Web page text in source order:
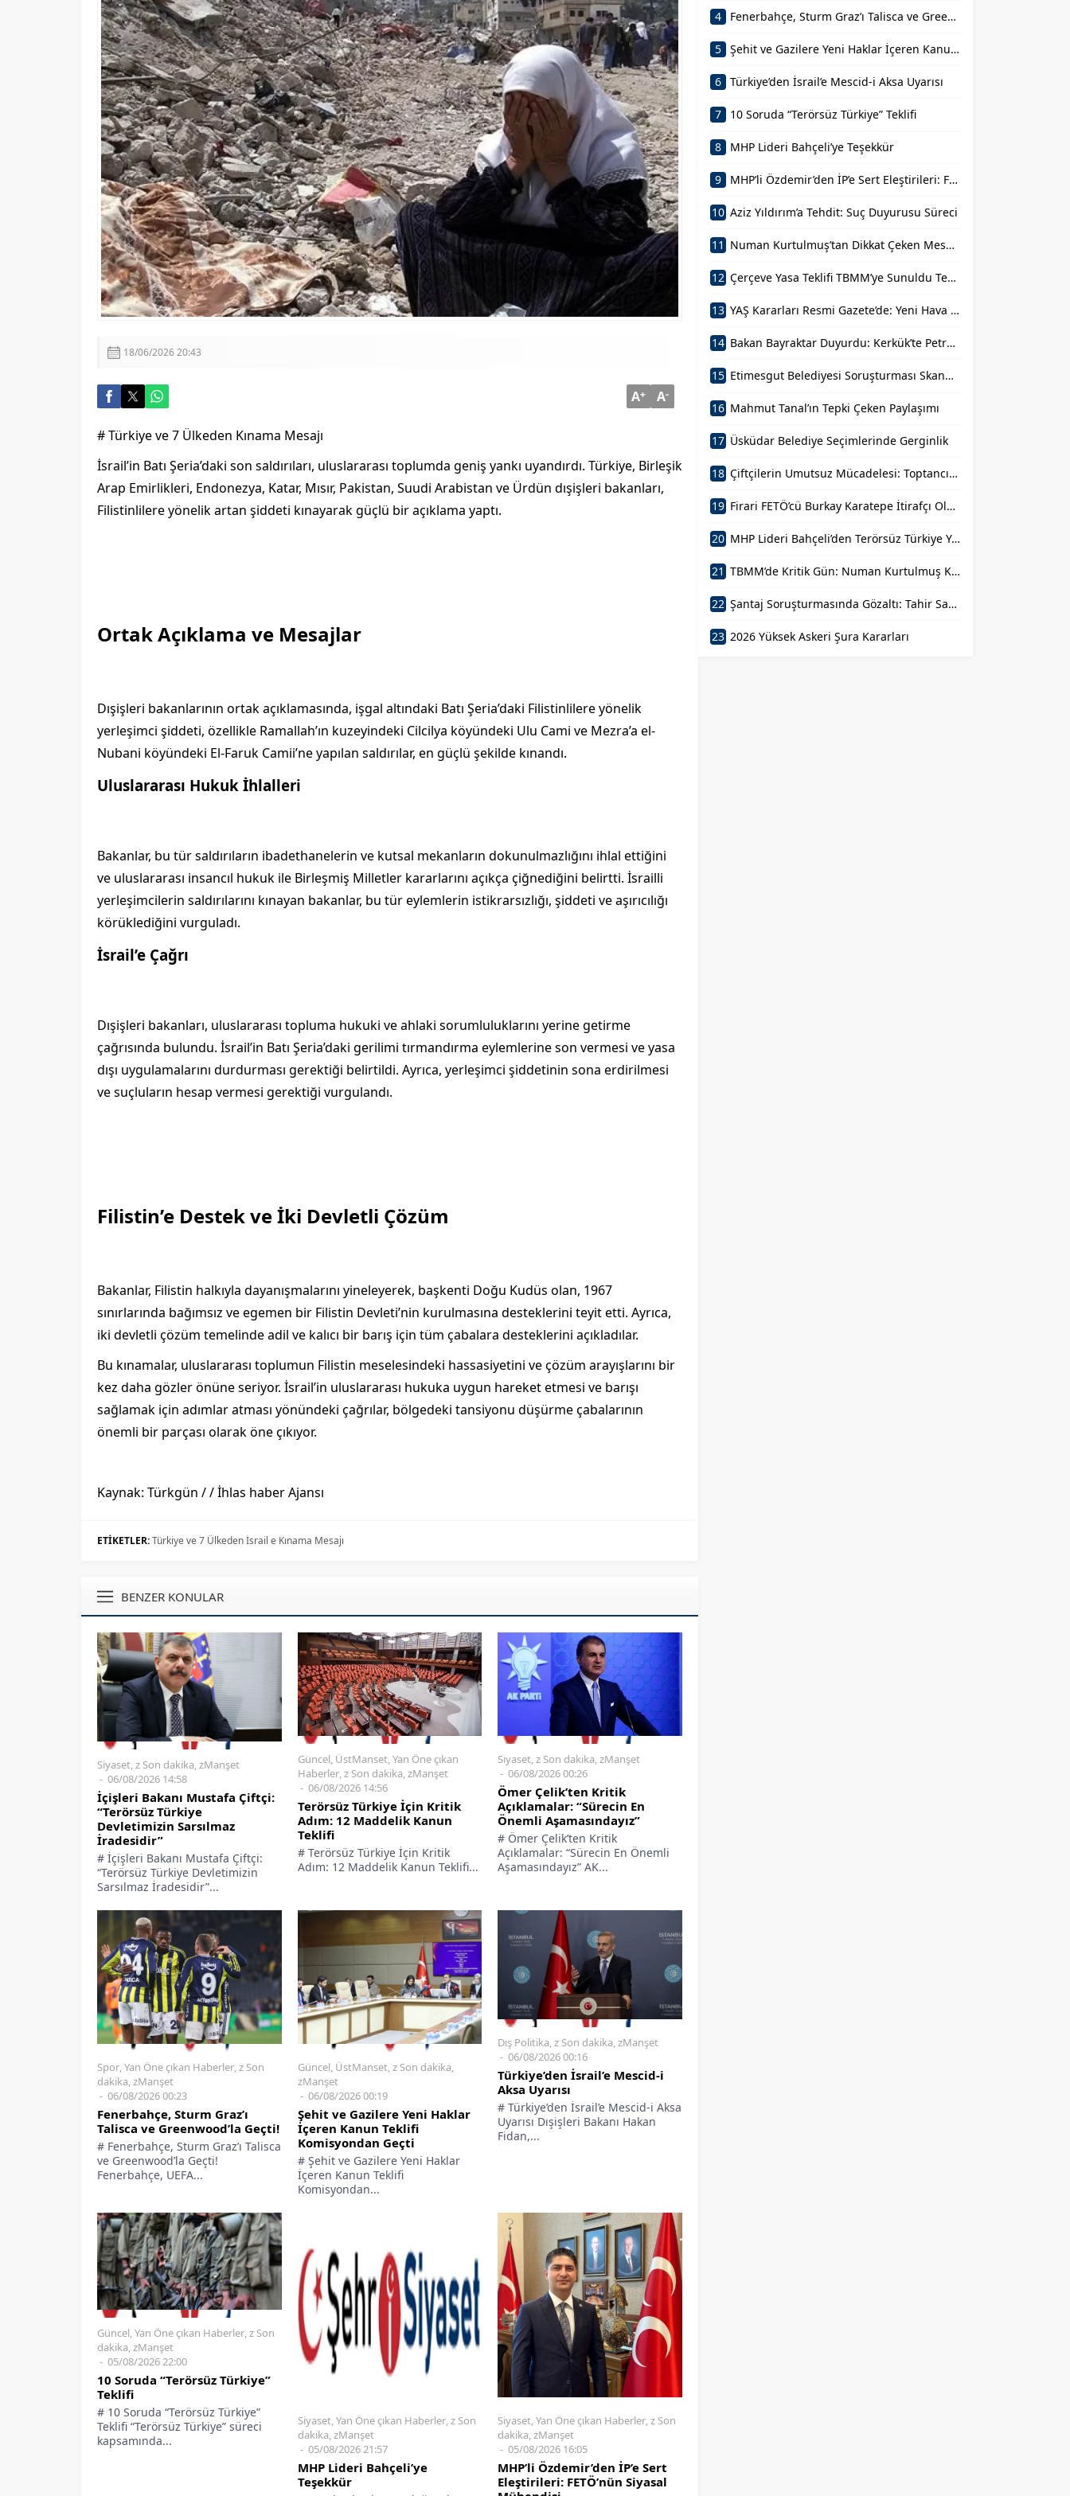
İçişleri Bakanı Mustafa Çiftçi: “Terörsüz Türkiye Devletimizin Sarsılmaz İradesidir”
18/06/2026 20:43
A+ A-
# Türkiye ve 7 Ülkeden Kınama Mesajı
İsrail’in Batı Şeria’daki son saldırıları, uluslararası toplumda geniş yankı uyandırdı. Türkiye, Birleşik
Arap Emirlikleri, Endonezya, Katar, Mısır, Pakistan, Suudi Arabistan ve Ürdün dışişleri bakanları,
Filistinlilere yönelik artan şiddeti kınayarak güçlü bir açıklama yaptı.
Ortak Açıklama ve Mesajlar
Dışişleri bakanlarının ortak açıklamasında, işgal altındaki Batı Şeria’daki Filistinlilere yönelik
yerleşimci şiddeti, özellikle Ramallah’ın kuzeyindeki Cilcilya köyündeki Ulu Cami ve Mezra’a el-
Nubani köyündeki El-Faruk Camii’ne yapılan saldırılar, en güçlü şekilde kınandı.
Uluslararası Hukuk İhlalleri
Bakanlar, bu tür saldırıların ibadethanelerin ve kutsal mekanların dokunulmazlığını ihlal ettiğini
ve uluslararası insancıl hukuk ile Birleşmiş Milletler kararlarını açıkça çiğnediğini belirtti. İsrailli
yerleşimcilerin saldırılarını kınayan bakanlar, bu tür eylemlerin istikrarsızlığı, şiddeti ve aşırıcılığı
körüklediğini vurguladı.
İsrail’e Çağrı
Dışişleri bakanları, uluslararası topluma hukuki ve ahlaki sorumluluklarını yerine getirme
çağrısında bulundu. İsrail’in Batı Şeria’daki gerilimi tırmandırma eylemlerine son vermesi ve yasa
dışı uygulamalarını durdurması gerektiği belirtildi. Ayrıca, yerleşimci şiddetinin sona erdirilmesi
ve suçluların hesap vermesi gerektiği vurgulandı.
Filistin’e Destek ve İki Devletli Çözüm
Bakanlar, Filistin halkıyla dayanışmalarını yineleyerek, başkenti Doğu Kudüs olan, 1967
sınırlarında bağımsız ve egemen bir Filistin Devleti’nin kurulmasına desteklerini teyit etti. Ayrıca,
iki devletli çözüm temelinde adil ve kalıcı bir barış için tüm çabalara desteklerini açıkladılar.
Bu kınamalar, uluslararası toplumun Filistin meselesindeki hassasiyetini ve çözüm arayışlarını bir
kez daha gözler önüne seriyor. İsrail’in uluslararası hukuka uygun hareket etmesi ve barışı
sağlamak için adımlar atması yönündeki çağrılar, bölgedeki tansiyonu düşürme çabalarının
önemli bir parçası olarak öne çıkıyor.
Kaynak: Türkgün / / İhlas haber Ajansı
ETİKETLER:Türkiye ve 7 Ülkeden İsrail e Kınama Mesajı
BENZER KONULAR
Siyaset,z Son dakika,zManşet
06/08/2026 14:58
İçişleri Bakanı Mustafa Çiftçi:
“Terörsüz Türkiye
Devletimizin Sarsılmaz
İradesidir”
# İçişleri Bakanı Mustafa Çiftçi:
“Terörsüz Türkiye Devletimizin
Sarsılmaz İradesidir”...
Güncel, ÜstManset,Yan Öne çıkan
Haberler,z Son dakika,zManşet
06/08/2026 14:56
Terörsüz Türkiye İçin Kritik
Adım: 12 Maddelik Kanun
Teklifi
# Terörsüz Türkiye İçin Kritik
Adım: 12 Maddelik Kanun Teklifi...
Siyaset,z Son dakika,zManşet
06/08/2026 00:26
Ömer Çelik’ten Kritik
Açıklamalar: “Sürecin En
Önemli Aşamasındayız”
# Ömer Çelik’ten Kritik
Açıklamalar: “Sürecin En Önemli
Aşamasındayız” AK...
Spor,Yan Öne çıkan Haberler,z Son
dakika,zManşet
06/08/2026 00:23
Fenerbahçe, Sturm Graz’ı
Talisca ve Greenwood’la Geçti!
# Fenerbahçe, Sturm Graz’ı Talisca
ve Greenwood’la Geçti!
Fenerbahçe, UEFA...
Güncel, ÜstManset,z Son dakika,
zManşet
06/08/2026 00:19
Şehit ve Gazilere Yeni Haklar
İçeren Kanun Teklifi
Komisyondan Geçti
# Şehit ve Gazilere Yeni Haklar
İçeren Kanun Teklifi
Komisyondan...
Dış Politika,z Son dakika,zManşet
06/08/2026 00:16
Türkiye’den İsrail’e Mescid-i
Aksa Uyarısı
# Türkiye’den İsrail’e Mescid-i Aksa
Uyarısı Dışişleri Bakanı Hakan
Fidan,...
Güncel,Yan Öne çıkan Haberler,z Son
dakika,zManşet
05/08/2026 22:00
10 Soruda “Terörsüz Türkiye”
Teklifi
# 10 Soruda “Terörsüz Türkiye”
Teklifi “Terörsüz Türkiye” süreci
kapsamında...
,Yan Öne çıkan Haberler
MHP Lideri Bahçeli’ye
Teşekkür
# Cumhurbaşkanı Erdoğan’dan
Milli Dayanışma ve Toplumsal
Bütünleşme Teklifi Paylaşımı...
Siyaset,Yan Öne çıkan Haberler,z Son
dakika,zManşet
05/08/2026 16:05
MHP’li Özdemir’den İP’e Sert
Eleştirileri: FETÖ’nün Siyasal
4 Fenerbahçe, Sturm Graz’ı Talisca ve Greenwood’la Geçti!
5 Şehit ve Gazilere Yeni Haklar İçeren Kanun Teklifi Komisyondan Geçti
6 Türkiye’den İsrail’e Mescid-i Aksa Uyarısı
7 10 Soruda “Terörsüz Türkiye” Teklifi
8 MHP Lideri Bahçeli’ye Teşekkür
9 MHP’li Özdemir’den İP’e Sert Eleştirileri: FETÖ’nün Siyasal Mühendisi
10 Aziz Yıldırım’a Tehdit: Suç Duyurusu Süreci
11 Numan Kurtulmuş’tan Dikkat Çeken Mesaj: Devlet Aklı ile Millet İrfanı Buluştu
12 Çerçeve Yasa Teklifi TBMM’ye Sunuldu Terörün Tarihe Gömülmesi
13 YAŞ Kararları Resmi Gazete’de: Yeni Hava Kuvvetleri Komutanı Belli Oldu
14 Bakan Bayraktar Duyurdu: Kerkük’te Petrol Sahalarına Ortak Oluyoruz
15 Etimesgut Belediyesi Soruşturması Skandal Talimat: “Yiyebildiğiniz Kadar Yiyin!”
16 Mahmut Tanal’ın Tepki Çeken Paylaşımı
17 Üsküdar Belediye Seçimlerinde Gerginlik
18 Çiftçilerin Umutsuz Mücadelesi: Toptancıların Açgözlülüğü
19 Firari FETÖ’cü Burkay Karatepe İtirafçı Oldu
20 MHP Lideri Bahçeli’den Terörsüz Türkiye Yasası Açıklaması: “Herkes Kazandı”
21 TBMM’de Kritik Gün: Numan Kurtulmuş Kanun Teklifini İmzaladı
22 Şantaj Soruşturmasında Gözaltı: Tahir Sarıkaya Mahkemede
23 2026 Yüksek Askeri Şura Kararları